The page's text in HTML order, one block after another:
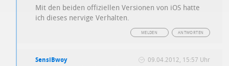
Mit den beiden offiziellen Versionen von iOS hatte
ich dieses nervige Verhalten.
ANTWORTEN
MELDEN
SensiBwoy 09.04.2012, 15:57 Uhr